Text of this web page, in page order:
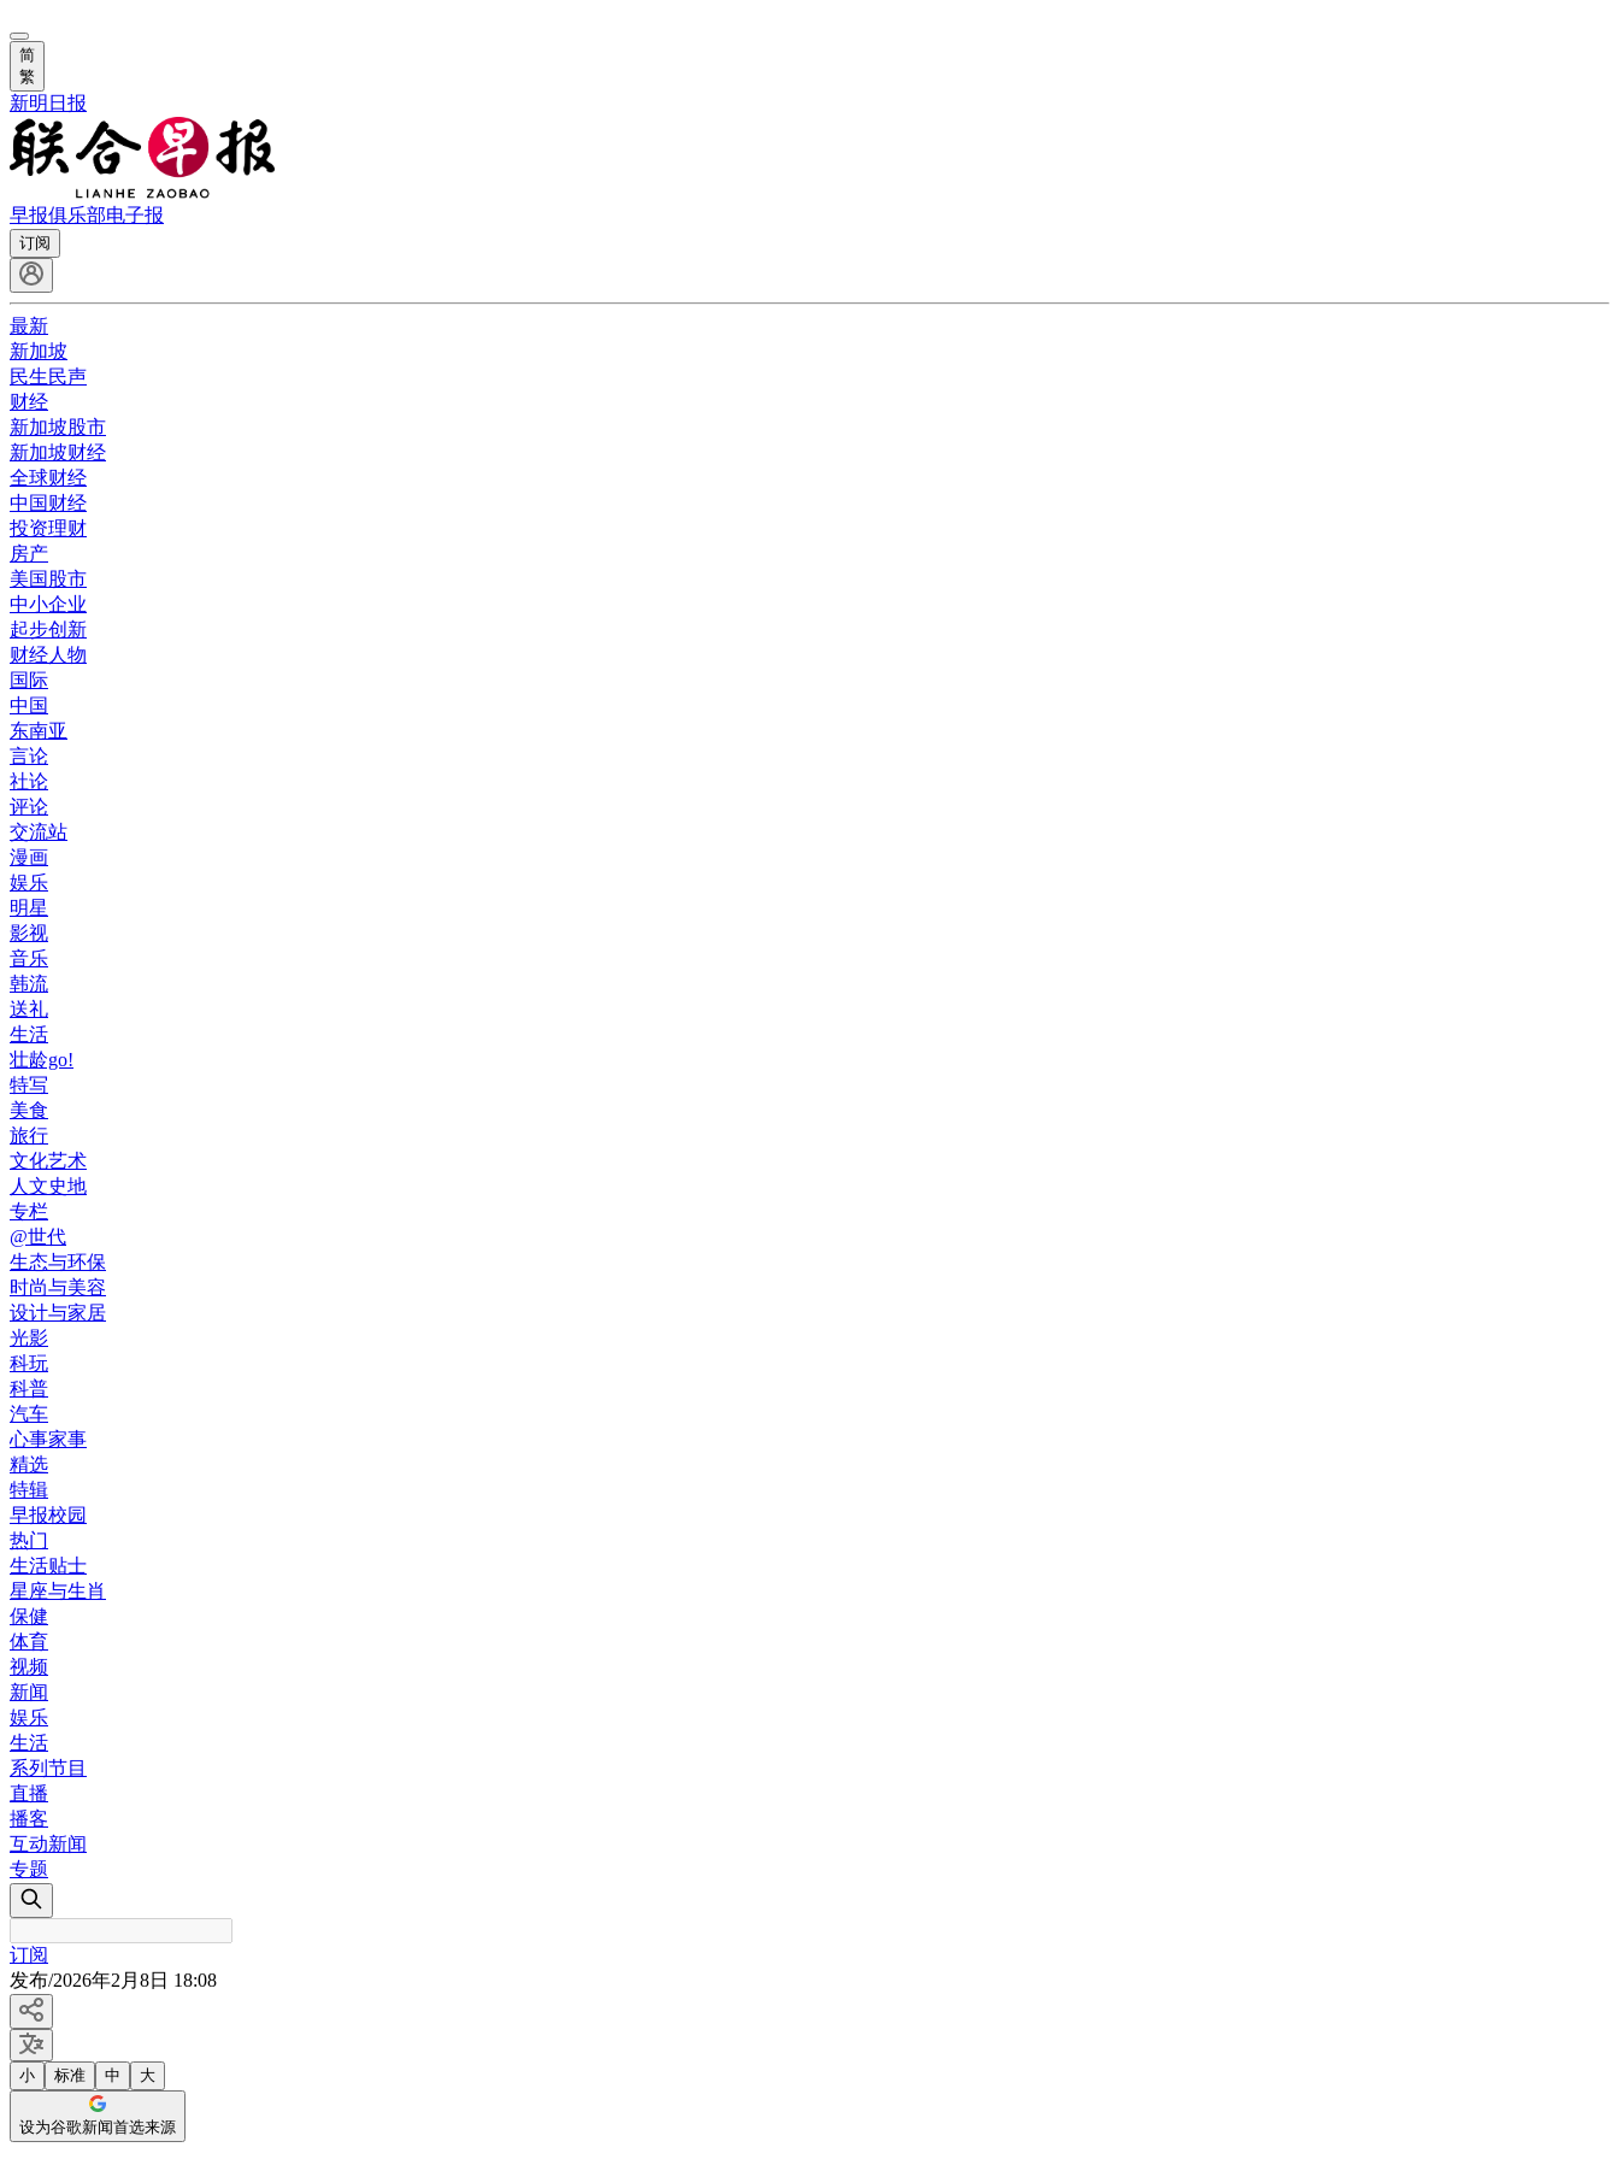
简
繁
新明日报
早报俱乐部电子报
订阅
最新
新加坡
民生民声
财经
新加坡股市
新加坡财经
全球财经
中国财经
投资理财
房产
美国股市
中小企业
起步创新
财经人物
国际
中国
东南亚
言论
社论
评论
交流站
漫画
娱乐
明星
影视
音乐
韩流
送礼
生活
壮龄go!
特写
美食
旅行
文化艺术
人文史地
专栏
@世代
生态与环保
时尚与美容
设计与家居
光影
科玩
科普
汽车
心事家事
精选
特辑
早报校园
热门
生活贴士
星座与生肖
保健
体育
视频
新闻
娱乐
生活
系列节目
直播
播客
互动新闻
专题
订阅
发布/2026年2月8日 18:08
小 标准 中 大
设为谷歌新闻首选来源